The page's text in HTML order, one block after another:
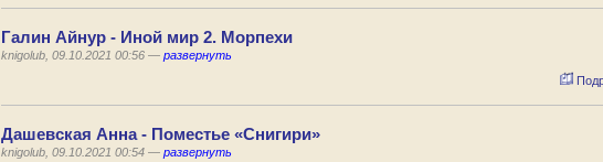
Галин Айнур - Иной мир 2. Морпехи
knigolub, 09.10.2021 00:56 — развернуть
Дашевская Анна - Поместье «Снигири»
knigolub, 09.10.2021 00:54 — развернуть